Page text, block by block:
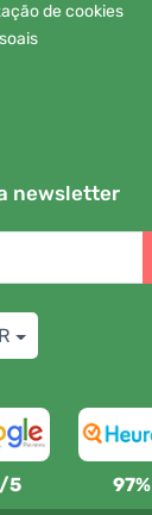
de cookies
newsletter
5 97%